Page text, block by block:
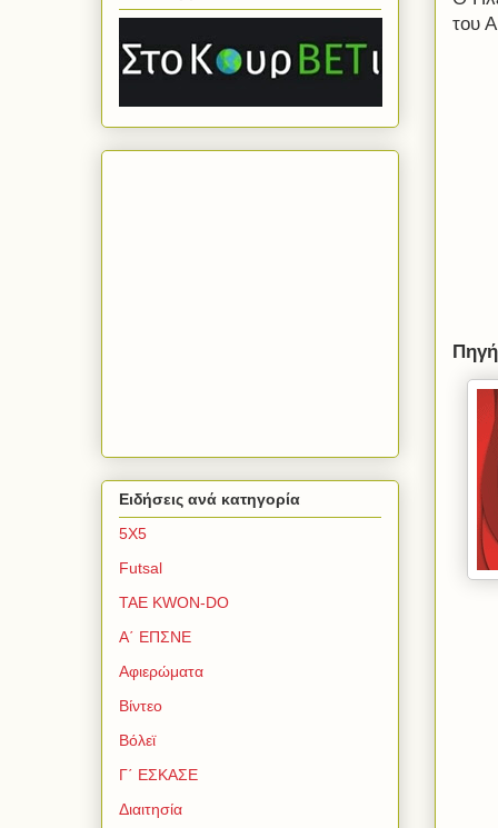
του
Ειδήσεις ανά κατηγορία
5Χ5
Futsal
TAE KWON-DO
Α΄ ΕΠΣΝΕ
Αφιερώματα
Βίντεο
Βόλεϊ
Γ΄ ΕΣΚΑΣΕ
Διαιτησία